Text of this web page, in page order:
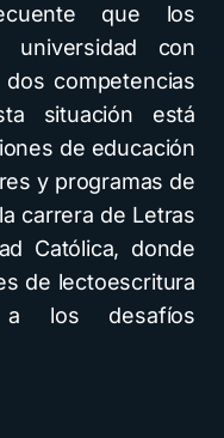
que los
con
competencias
situación está
de educación
y programas de
carrera de Letras
Católica, donde
de lectoescritura
los desafíos